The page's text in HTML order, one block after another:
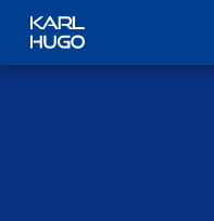
Karl Hugo